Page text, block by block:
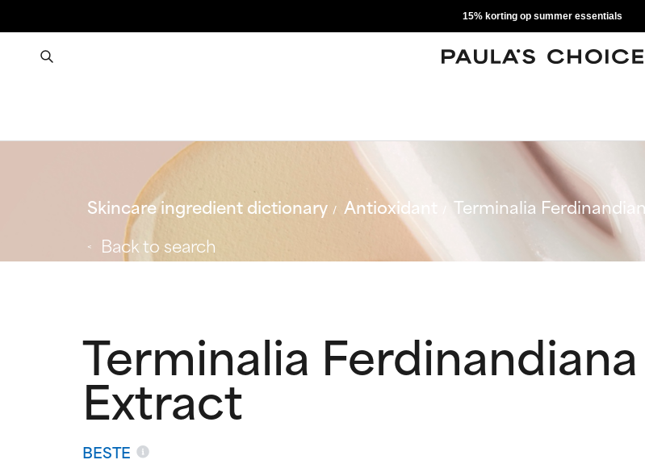
15% korting op summer essentials
Skincare ingredient dictionary Antioxidant
Terminalia
Back to search
Terminalia
Extract
BESTE